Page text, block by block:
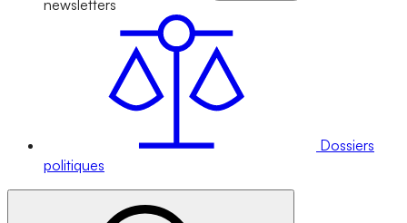
newsletters
Dossiers
politiques